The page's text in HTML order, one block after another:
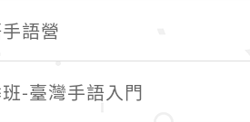
語營
-臺灣手語入門